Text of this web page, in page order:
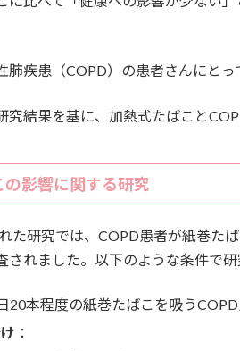
肺疾患（COPD）の患者さんにとっ
究結果を基に、加熱式たばこと
の影響に関する研究
た研究では、COPD患者が紙巻た
されました。以下のような条件で研
20本程度の紙巻たばこを吸う
：